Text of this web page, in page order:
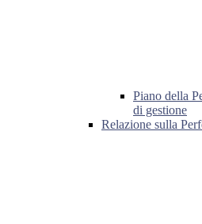
Piano della
di gestione
Relazione sulla